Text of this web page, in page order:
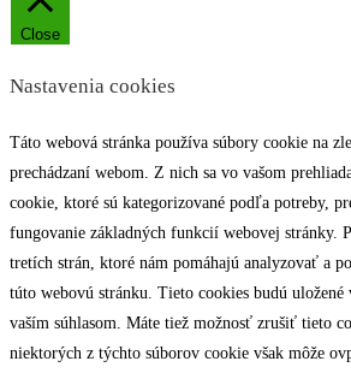
Close
Nastavenia cookies
Táto webová stránka používa súbory cookie na
prechádzaní webom. Z nich sa vo vašom
cookie, ktoré sú kategorizované podľa potreby,
fungovanie základných funkcií webovej stránky.
tretích strán, ktoré nám pomáhajú analyzovať a
túto webovú stránku. Tieto cookies budú uložené
vaším súhlasom. Máte tiež možnosť zrušiť tieto
niektorých z týchto súborov cookie však môže